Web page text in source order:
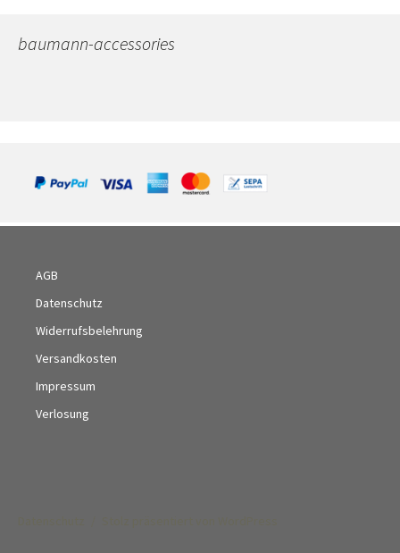
baumann-accessories
AGB
Datenschutz
Widerrufsbelehrung
Versandkosten
Impressum
Verlosung